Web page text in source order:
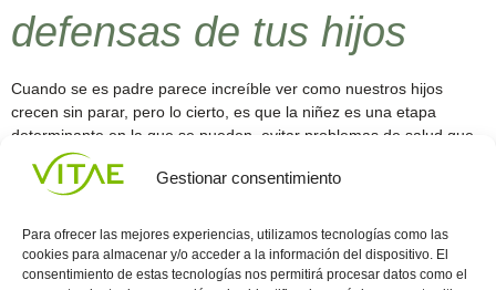
Gestionar consentimiento
Para ofrecer las mejores experiencias, utilizamos tecnologías como las
cookies para almacenar y/o acceder a la información del dispositivo. El
consentimiento de estas tecnologías nos permitirá procesar datos como el
defensas de tus hijos
Cuando se es padre parece increíble ver como nuestros hijos
crecen sin parar, pero lo cierto, es que la niñez es una etapa
determinante en la que se pueden evitar problemas de salud que
en definitiva desmejorarán la calidad de vida de los más pequeños.
No esperes a que sea tarde y desde ya involúcrate […]
←Anterior